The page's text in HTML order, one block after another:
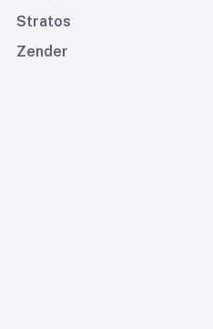
Stratos
Zender